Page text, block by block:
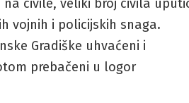
civile, veliki broj civila
vojnih i policijskih snaga.
Gradiške uhvaćeni i
prebačeni u logor